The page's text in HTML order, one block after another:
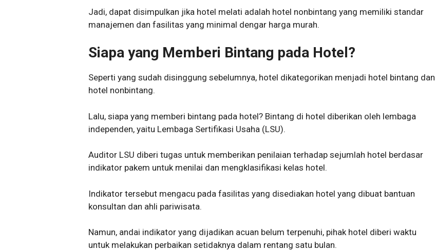
Jadi, dapat disimpulkan jika hotel melati adalah hotel nonbintang yang memiliki standar
manajemen dan fasilitas yang minimal dengar harga murah.
Siapa yang Memberi Bintang pada Hotel?
Seperti yang sudah disinggung sebelumnya, hotel dikategorikan menjadi hotel bintang dan
hotel nonbintang.
Lalu, siapa yang memberi bintang pada hotel? Bintang di hotel diberikan oleh lembaga
independen, yaitu Lembaga Sertifikasi Usaha (LSU).
Auditor LSU diberi tugas untuk memberikan penilaian terhadap sejumlah hotel berdasar
indikator pakem untuk menilai dan mengklasifikasi kelas hotel.
Indikator tersebut mengacu pada fasilitas yang disediakan hotel yang dibuat bantuan
konsultan dan ahli pariwisata.
Namun, andai indikator yang dijadikan acuan belum terpenuhi, pihak hotel diberi waktu
untuk melakukan perbaikan setidaknya dalam rentang satu bulan.